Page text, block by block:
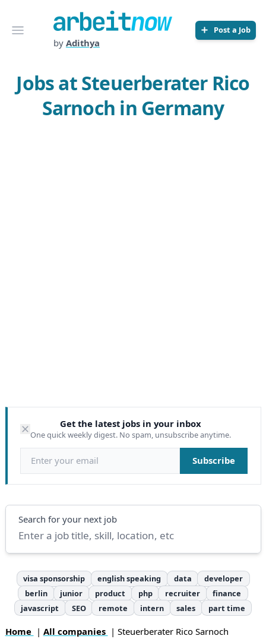
Open menu
Arbeitnow
by Adithya
Post a Job
Jobs at Steuerberater Rico
Sarnoch in Germany
Get the latest jobs in your inbox
One quick weekly digest. No spam, unsubscribe anytime.
Email address Subscribe
Search
Search for your next job
visa sponsorship english speaking data
developer
berlin
junior product php recruiter
finance
javascript
SEO remote intern sales part time
Home | All companies | Steuerberater Rico Sarnoch